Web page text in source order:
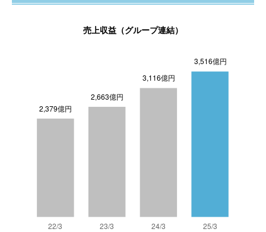
売上収益（グループ連結）